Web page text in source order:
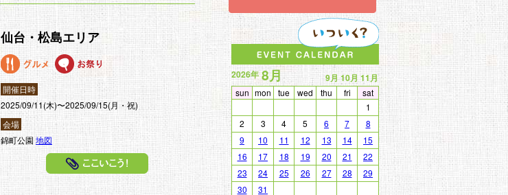
仙台・松島エリア
グルメ お祭り
開催日時
2025/09/11(木)〜2025/09/15(月・祝)
会場
錦町公園地図
ここいこう！